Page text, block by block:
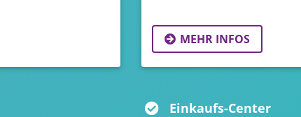
MEHR INFOS
Einkaufs-Center